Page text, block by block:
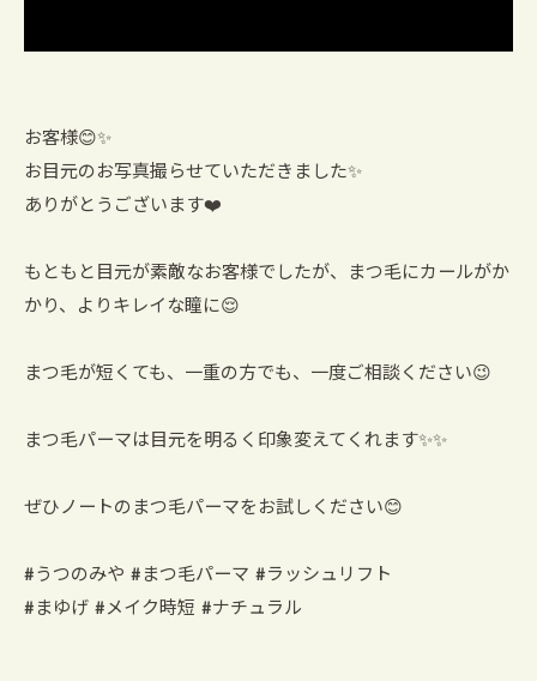
お客様😊✨
お目元のお写真撮らせていただきました✨
ありがとうございます❤️
もともと目元が素敵なお客様でしたが、まつ毛にカールがか
かり、よりキレイな瞳に😌
まつ毛が短くても、一重の方でも、一度ご相談ください😉
まつ毛パーマは目元を明るく印象変えてくれます✨✨
ぜひノートのまつ毛パーマをお試しください😊
#うつのみや #まつ毛パーマ #ラッシュリフト
#まゆげ #メイク時短 #ナチュラル